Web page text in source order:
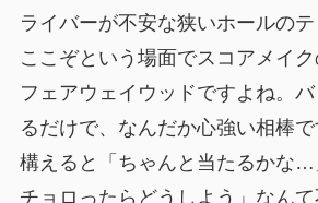
ライバーが不安な狭いホールのテ
ここぞという場面でスコアメイ
フェアウェイウッドですよね。
るだけで、なんだか心強い相棒
構えると「ちゃんと当たるかな…
チョロったらどうしよう」なん